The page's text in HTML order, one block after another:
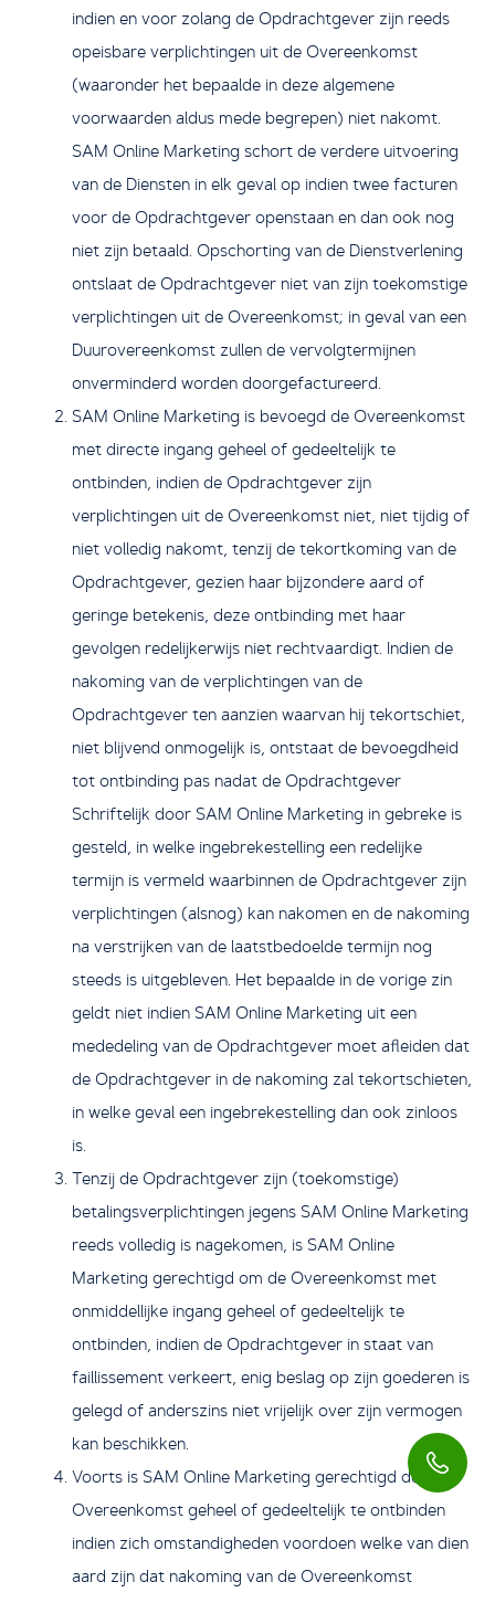
indien en voor zolang de Opdrachtgever zijn reeds
opeisbare verplichtingen uit de Overeenkomst
(waaronder het bepaalde in deze algemene
voorwaarden aldus mede begrepen) niet nakomt.
SAM Online Marketing schort de verdere uitvoering
van de Diensten in elk geval op indien twee facturen
voor de Opdrachtgever openstaan en dan ook nog
niet zijn betaald. Opschorting van de Dienstverlening
ontslaat de Opdrachtgever niet van zijn toekomstige
verplichtingen uit de Overeenkomst; in geval van een
Duurovereenkomst zullen de vervolgtermijnen
onverminderd worden doorgefactureerd.
SAM Online Marketing is bevoegd de Overeenkomst
met directe ingang geheel of gedeeltelijk te
ontbinden, indien de Opdrachtgever zijn
verplichtingen uit de Overeenkomst niet, niet tijdig of
niet volledig nakomt, tenzij de tekortkoming van de
Opdrachtgever, gezien haar bijzondere aard of
geringe betekenis, deze ontbinding met haar
gevolgen redelijkerwijs niet rechtvaardigt. Indien de
nakoming van de verplichtingen van de
Opdrachtgever ten aanzien waarvan hij tekortschiet,
niet blijvend onmogelijk is, ontstaat de bevoegdheid
tot ontbinding pas nadat de Opdrachtgever
Schriftelijk door SAM Online Marketing in gebreke is
gesteld, in welke ingebrekestelling een redelijke
termijn is vermeld waarbinnen de Opdrachtgever zijn
verplichtingen (alsnog) kan nakomen en de nakoming
na verstrijken van de laatstbedoelde termijn nog
steeds is uitgebleven. Het bepaalde in de vorige zin
geldt niet indien SAM Online Marketing uit een
mededeling van de Opdrachtgever moet afleiden dat
de Opdrachtgever in de nakoming zal tekortschieten,
in welke geval een ingebrekestelling dan ook zinloos
is.
Tenzij de Opdrachtgever zijn (toekomstige)
betalingsverplichtingen jegens SAM Online Marketing
reeds volledig is nagekomen, is SAM Online
Marketing gerechtigd om de Overeenkomst met
onmiddellijke ingang geheel of gedeeltelijk te
ontbinden, indien de Opdrachtgever in staat van
faillissement verkeert, enig beslag op zijn goederen is
gelegd of anderszins niet vrijelijk over zijn vermogen
kan beschikken.
Voorts is SAM Online Marketing gerechtigd de
Overeenkomst geheel of gedeeltelijk te ontbinden
indien zich omstandigheden voordoen welke van dien
aard zijn dat nakoming van de Overeenkomst